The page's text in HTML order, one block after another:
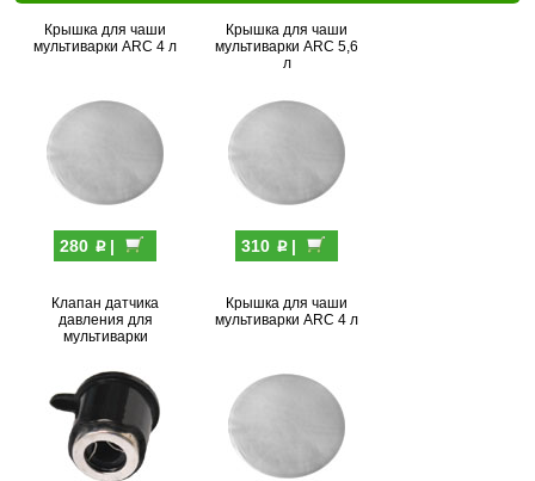
Крышка для чаши
мультиварки ARC 4 л
280 p|
Крышка для чаши
мультиварки ARC 5,6
л
310 p|
Клапан датчика
давления для
мультиварки
Крышка для чаши
мультиварки ARC 4 л